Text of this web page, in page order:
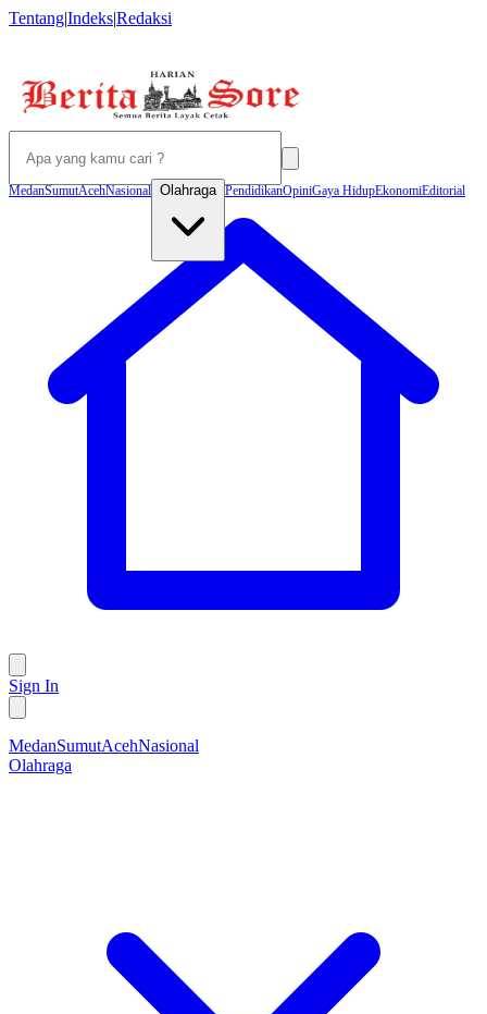
Tentang|Indeks|Redaksi
MedanSumutAcehNasional Olahraga PendidikanOpiniGaya HidupEkonomiEditorial
Sign In
MedanSumutAcehNasional
Olahraga